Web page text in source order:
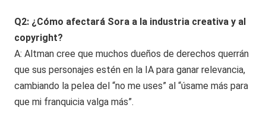
Q2: ¿Cómo afectará Sora a la industria creativa y al
copyright?
A: Altman cree que muchos dueños de derechos querrán
que sus personajes estén en la IA para ganar relevancia,
cambiando la pelea del “no me uses” al “úsame más para
que mi franquicia valga más”.